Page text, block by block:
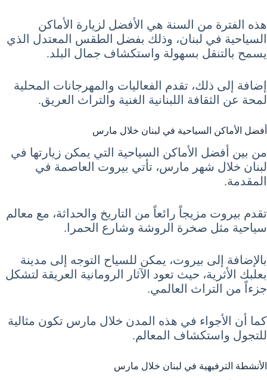
هذه الفترة من السنة هي الأفضل لزيارة الأماكن
السياحية في لبنان، وذلك بفضل الطقس المعتدل الذي
يسمح بالتنقل بسهولة واستكشاف جمال البلد.
إضافة إلى ذلك، تقدم الفعاليات والمهرجانات المحلية
لمحة عن الثقافة اللبنانية الغنية والتراث العريق.
أفضل الأماكن السياحية في لبنان خلال مارس
من بين أفضل الأماكن السياحية التي يمكن زيارتها في
لبنان خلال شهر مارس، تأتي بيروت العاصمة في
المقدمة.
تقدم بيروت مزيجاً رائعاً من التاريخ والحداثة، مع معالم
سياحية مثل صخرة الروشة وشارع الحمرا.
بالإضافة إلى بيروت، يمكن للسياح التوجه إلى مدينة
بعلبك الأثرية، حيث تعود الآثار الرومانية العريقة لتشكل
جزءاً من التراث العالمي.
كما أن الأجواء في هذه المدن خلال مارس تكون مثالية
للتجول واستكشاف المعالم.
الأنشطة الترفيهية في لبنان خلال مارس